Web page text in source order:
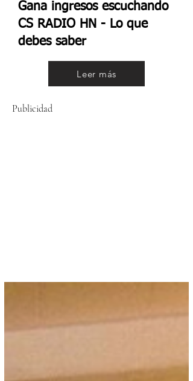
Gana ingresos escuchando
CS RADIO HN - Lo que
debes saber
Leer más
Publicidad